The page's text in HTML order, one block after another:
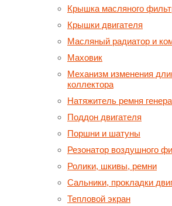
Крышка масляного
Крышки двигателя
Масляный радиатор и
Маховик
Механизм изменения
коллектора
Натяжитель ремня
Поддон двигателя
Поршни и шатуны
Резонатор воздушного
Ролики, шкивы, ремни
Сальники, прокладки
Тепловой экран